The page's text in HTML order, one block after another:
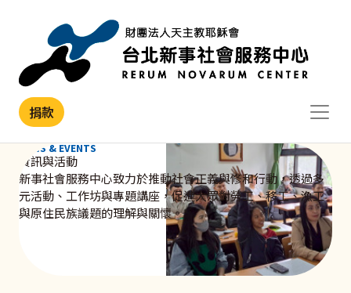
捐款
NEWS & EVENTS
資訊與活動
新事社會服務中心致力於推動社會正義與修和行動，透過多
元活動、工作坊與專題講座，促進大眾對勞工、移工、漁工
與原住民族議題的理解與關懷。